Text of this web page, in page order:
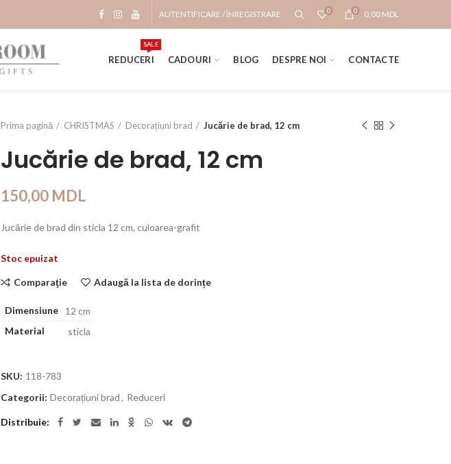
AUTENTIFICARE / ÎNREGISTRARE 0 0 0,00 MDL
REDUCERI
SALE
CADOURI BLOG DESPRE NOI CONTACTE
Prima pagină CHRISTMAS Decorațiuni brad Jucărie de brad, 12 cm
Jucărie de brad, 12 cm
150,00 MDL
Jucărie de brad din sticla 12 cm, culoarea-grafit
Stoc epuizat
Comparaţie Adaugă la lista de dorințe
Dimensiune
12 cm
Material
sticla
SKU: 118-783
Categorii: Decorațiuni brad, Reduceri
Distribuie